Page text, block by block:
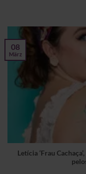
Letícia ‘Frau
08
März